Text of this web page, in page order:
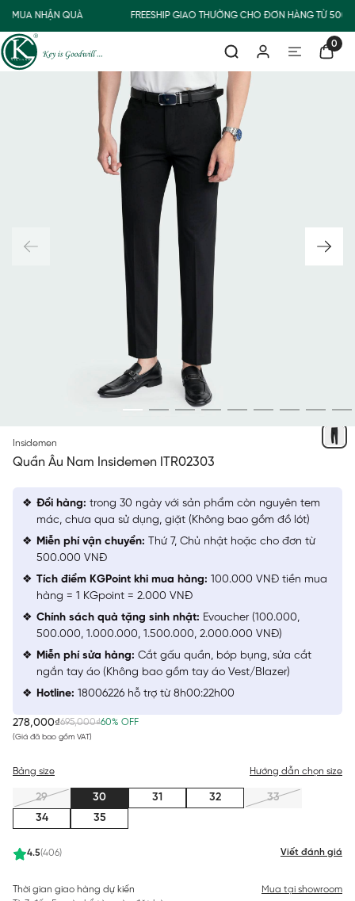
MUA NHẬN QUÀ FREESHIP GIAO THƯỜNG CHO ĐƠN HÀNG TỪ
0
Insidemen
Quần Âu Nam Insidemen ITR02303
278,000₫695,000₫60% OFF
(Giá đã bao gồm VAT)
4.5(406) Viết đánh giá
Bảng size Hướng dẫn chọn size
29 30 31 32
33
34
35
Thời gian giao hàng dự kiến
Mua tại showroom
Đổi hàng: trong 30 ngày với sản phẩm còn nguyên tem
mác, chưa qua sử dụng, giặt (Không bao gồm đồ lót)
Miễn phí vận chuyển: Thứ 7, Chủ nhật hoặc cho đơn từ
500.000 VNĐ
Tích điểm KGPoint khi mua hàng: 100.000 VNĐ tiền mua
hàng = 1 KGpoint = 2.000 VNĐ
Chính sách quà tặng sinh nhật: Evoucher (100.000,
500.000, 1.000.000, 1.500.000, 2.000.000 VNĐ)
Miễn phí sửa hàng: Cắt gấu quần, bóp bụng, sửa cắt
ngắn tay áo (Không bao gồm tay áo Vest/Blazer)
Hotline: 18006226 hỗ trợ từ 8h00:22h00